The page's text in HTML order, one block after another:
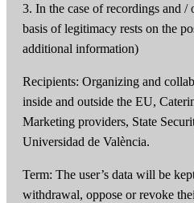
3. In the case of recordings and
basis of legitimacy rests on the
additional information)
Recipients: Organizing and
inside and outside the EU,
Marketing providers, State
Universidad de València.
Term: The user’s data will be
withdrawal, oppose or revoke